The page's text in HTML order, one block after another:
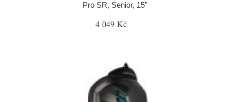
Pro SR, Senior, 15"
4 049 Kč